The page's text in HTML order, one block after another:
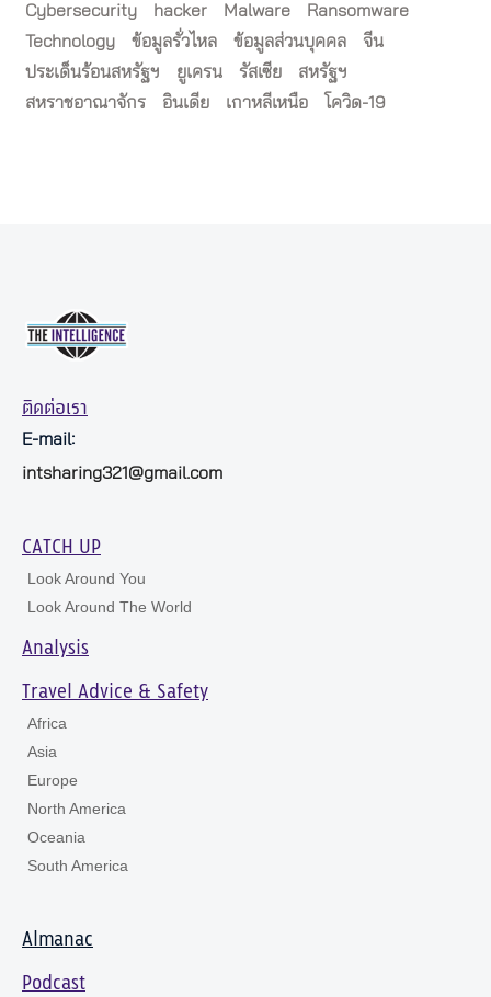
Cybersecurity
hacker Malware
Ransomware
Technology
ข้อมูลรั่วไหล ข้อมูลส่วนบุคคล
จีน
ประเด็นร้อนสหรัฐฯ
ยูเครน รัสเซีย
สหรัฐฯ
สหราชอาณาจักร
อินเดีย เกาหลีเหนือ โควิด-19
ติดต่อเรา
E-mail:
intsharing321@gmail.com
CATCH UP
Look Around You
Look Around The World
Analysis
Travel Advice & Safety
Africa
Asia
Europe
North America
Oceania
South America
Almanac
Podcast